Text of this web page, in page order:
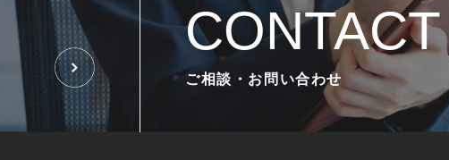
CONTACT
ご相談・お問い合わせ